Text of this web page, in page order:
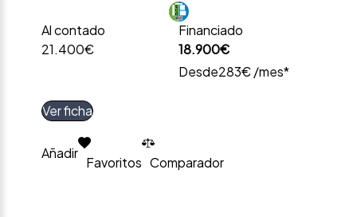
Al contado
21.400€
Financiado
18.900€
Desde283€ /mes*
Ver ficha
Añadir
Favoritos Comparador